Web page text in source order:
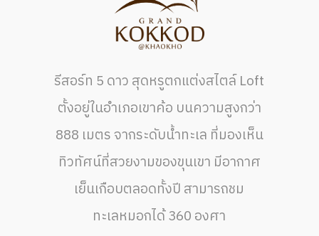
รีสอร์ท 5 ดาว สุดหรูตกแต่งสไตล์ Loft
ตั้งอยู่ในอำเภอเขาค้อ บนความสูงกว่า
888 เมตร จากระดับน้ำทะเล ที่มองเห็น
ทิวทัศน์ที่สวยงามของขุนเขา มีอากาศ
เย็นเกือบตลอดทั้งปี สามารถชม
ทะเลหมอกได้ 360 องศา